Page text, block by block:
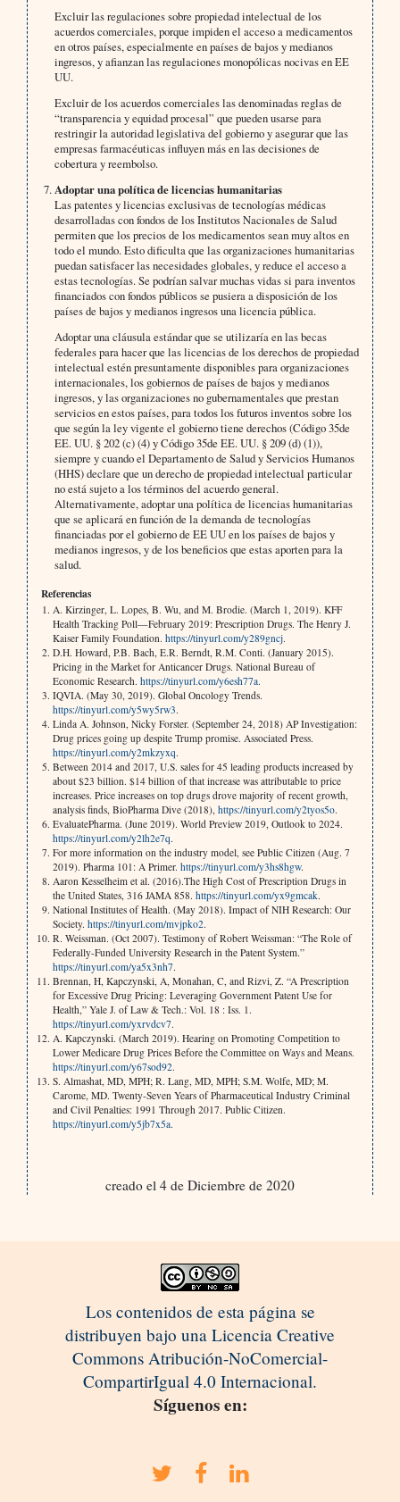
Excluir las regulaciones sobre propiedad intelectual de los
acuerdos comerciales, porque impiden el acceso a medicamentos
en otros países, especialmente en países de bajos y medianos
ingresos, y afianzan las regulaciones monopólicas nocivas en EE
UU.
Excluir de los acuerdos comerciales las denominadas reglas de
“transparencia y equidad procesal” que pueden usarse para
restringir la autoridad legislativa del gobierno y asegurar que las
empresas farmacéuticas influyen más en las decisiones de
cobertura y reembolso.
Adoptar una política de licencias humanitarias
Las patentes y licencias exclusivas de tecnologías médicas
desarrolladas con fondos de los Institutos Nacionales de Salud
permiten que los precios de los medicamentos sean muy altos en
todo el mundo. Esto dificulta que las organizaciones humanitarias
puedan satisfacer las necesidades globales, y reduce el acceso a
estas tecnologías. Se podrían salvar muchas vidas si para inventos
financiados con fondos públicos se pusiera a disposición de los
países de bajos y medianos ingresos una licencia pública.
Adoptar una cláusula estándar que se utilizaría en las becas
federales para hacer que las licencias de los derechos de propiedad
intelectual estén presuntamente disponibles para organizaciones
internacionales, los gobiernos de países de bajos y medianos
ingresos, y las organizaciones no gubernamentales que prestan
servicios en estos países, para todos los futuros inventos sobre los
que según la ley vigente el gobierno tiene derechos (Código 35de
EE. UU. § 202 (c) (4) y Código 35de EE. UU. § 209 (d) (1)),
siempre y cuando el Departamento de Salud y Servicios Humanos
(HHS) declare que un derecho de propiedad intelectual particular
no está sujeto a los términos del acuerdo general.
Alternativamente, adoptar una política de licencias humanitarias
que se aplicará en función de la demanda de tecnologías
financiadas por el gobierno de EE UU en los países de bajos y
medianos ingresos, y de los beneficios que estas aporten para la
salud.
Referencias
A. Kirzinger, L. Lopes, B. Wu, and M. Brodie. (March 1, 2019). KFF
Health Tracking Poll—February 2019: Prescription Drugs. The Henry J.
Kaiser Family Foundation. https://tinyurl.com/y289gncj.
D.H. Howard, P.B. Bach, E.R. Berndt, R.M. Conti. (January 2015).
Pricing in the Market for Anticancer Drugs. National Bureau of
Economic Research. https://tinyurl.com/y6esh77a.
IQVIA. (May 30, 2019). Global Oncology Trends.
https://tinyurl.com/y5wy5rw3.
Linda A. Johnson, Nicky Forster. (September 24, 2018) AP Investigation:
Drug prices going up despite Trump promise. Associated Press.
https://tinyurl.com/y2mkzyxq.
Between 2014 and 2017, U.S. sales for 45 leading products increased by
about $23 billion. $14 billion of that increase was attributable to price
increases. Price increases on top drugs drove majority of recent growth,
analysis finds, BioPharma Dive (2018), https://tinyurl.com/y2tyos5o.
EvaluatePharma. (June 2019). World Preview 2019, Outlook to 2024.
https://tinyurl.com/y2lh2e7q.
For more information on the industry model, see Public Citizen (Aug. 7
2019). Pharma 101: A Primer. https://tinyurl.com/y3hs8hgw.
Aaron Kesselheim et al. (2016).The High Cost of Prescription Drugs in
the United States, 316 JAMA 858. https://tinyurl.com/yx9gmcak.
National Institutes of Health. (May 2018). Impact of NIH Research: Our
Society. https://tinyurl.com/mvjpko2.
R. Weissman. (Oct 2007). Testimony of Robert Weissman: “The Role of
Federally-Funded University Research in the Patent System.”
https://tinyurl.com/ya5x3nh7.
Brennan, H, Kapczynski, A, Monahan, C, and Rizvi, Z. “A Prescription
for Excessive Drug Pricing: Leveraging Government Patent Use for
Health,” Yale J. of Law & Tech.: Vol. 18 : Iss. 1.
https://tinyurl.com/yxrvdcv7.
A. Kapczynski. (March 2019). Hearing on Promoting Competition to
Lower Medicare Drug Prices Before the Committee on Ways and Means.
https://tinyurl.com/y67sod92.
S. Almashat, MD, MPH; R. Lang, MD, MPH; S.M. Wolfe, MD; M.
Carome, MD. Twenty-Seven Years of Pharmaceutical Industry Criminal
and Civil Penalties: 1991 Through 2017. Public Citizen.
https://tinyurl.com/y5jb7x5a.
creado el 4 de Diciembre de 2020
Los contenidos de esta página se
distribuyen bajo una Licencia Creative
Commons Atribución-NoComercial-
CompartirIgual 4.0 Internacional.
Síguenos en: